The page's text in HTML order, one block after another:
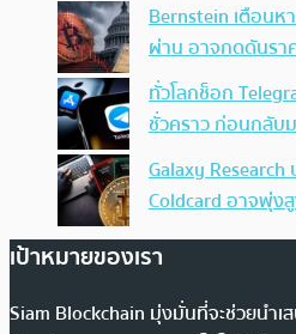
Bernstein เตือนห
ผ่าน อาจกดดันรา
ทั่วโลกช็อก
ชั่วคราว ก่อนกลับ
Galaxy Research
Coldcard อาจพุ่ง
เป้าหมายของเรา
Siam Blockchain มุ่งมั่นที่จะช่วยนำเ